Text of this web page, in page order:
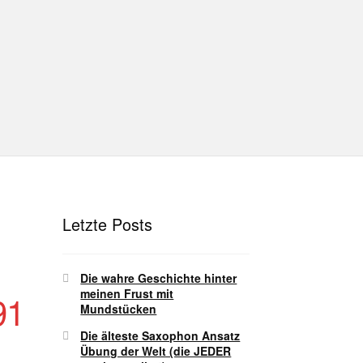
Unterrichtsbedingungen (AGBs)
Letzte Posts
Die wahre Geschichte hinter
meinen Frust mit
Mundstücken
Die älteste Saxophon Ansatz
Übung der Welt (die JEDER